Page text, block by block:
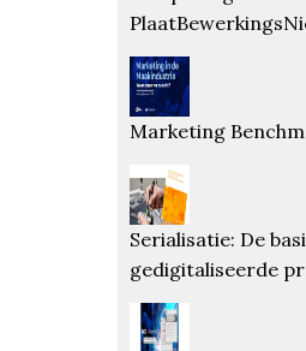
Marketing
Serialisatie: De
gedigitaliseerde